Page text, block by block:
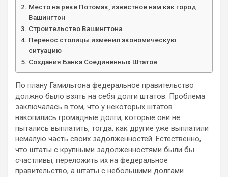
Место на реке Потомак, известное нам как город
Вашингтон
Строительство Вашингтона
Перенос столицы изменил экономическую
ситуацию
Создания Банка Соединенных Штатов
По плану Гамильтона федеральное правительство
должно было взять на себя долги штатов. Проблема
заключалась в том, что у некоторых штатов
накопились громадные долги, которые они не
пытались выплатить, тогда, как другие уже выплатили
немалую часть своих задолженностей. Естественно,
что штаты с крупными задолженностями были бы
счастливы, переложить их на федеральное
правительство, а штаты с небольшими долгами